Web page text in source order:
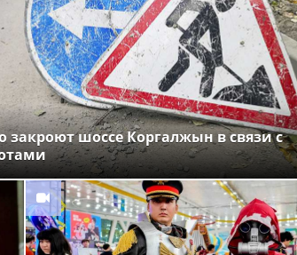
закроют шоссе Коргалжын в связи с